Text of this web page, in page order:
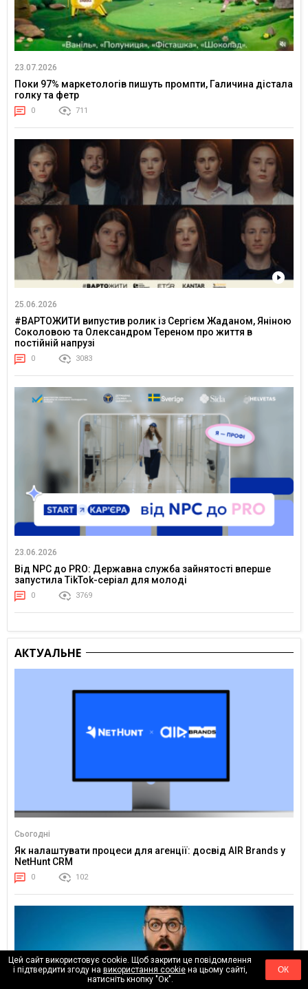
23.07.2026
Поки 97% маркетологів пишуть промпти, Галичина дістала
голку та фетр
0 711
25.06.2026
#ВАРТОЖИТИ випустив ролик із Сергієм Жаданом, Яніною
Соколовою та Олександром Тереном про життя в
постійній напрузі
0 3083
23.06.2026
Від NPC до PRO: Державна служба зайнятості вперше
запустила TikTok-серіал для молоді
0 3769
АКТУАЛЬНЕ
Сьогодні
Як налаштувати процеси для агенції: досвід AIR Brands у
NetHunt CRM
0 102
Цей сайт використовує cookie. Щоб закрити це повідомлення
і підтвердити згоду на використання cookieна цьому сайті,
натисніть кнопку "Ок".
ОК